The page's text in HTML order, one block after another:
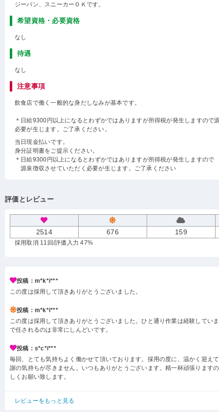
ジーパン、スニーカーＯＫです。
希望資格・必要資格
なし
待遇
なし
注意事項
飲食店で働く一般的な身だしなみが基本です。
＊日給9300円以上になるとわずかではありますが所得税が発生しますので
必要が生じます。ご了承ください。
当日現金払いです。
身分証明書をご提示ください。
＊日給9300円以上になるとわずかではありますが所得税が発生しますので
源泉徴収させていただく必要が生じます。ご了承ください
評価とレビュー
2514 676 159
採用取消 11回/評価入力 47%
投稿：m*k*i***
この度は採用して頂きありがとうございました。
投稿：m*k*i***
この度は採用して頂きありがとうございました。ひと通り作業は経験してい
で任されるのは非常にしんどいです。
投稿：s*c*i***
毎回、とても気持ちよく働かせて頂いております。採用の度に、温かく迎え
謝の気持ちが尽きません。いつもありがとうございます。精一杯頑張ります
しくお願い致します。
レビューをもっと見る